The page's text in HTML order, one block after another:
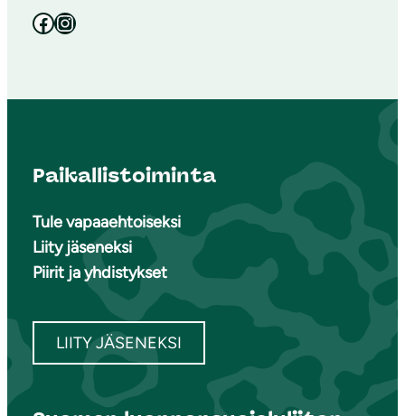
Facebook Instagram
Paikallistoiminta
Tule vapaaehtoiseksi
Liity jäseneksi
Piirit ja yhdistykset
LIITY JÄSENEKSI